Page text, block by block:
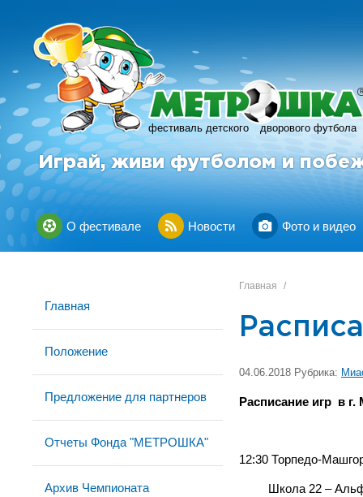
фестиваль детского дворового футбола
R
Играй, живи футболом и
О фестивале Новости Фото и видео
Главная
Положение
Предложение для партнеров
Отчеты Фонда "МЕТРОШКА"
Архив Чемпионата
Главная /
04.06.2018 Рубрика:
Расписание игр в г.
12:30 Торпедо-
Школа 22 –